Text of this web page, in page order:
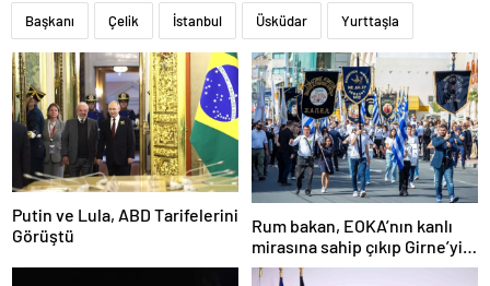
Başkanı Çelik İstanbul Üsküdar Yurttaşla
Putin ve Lula, ABD Tarifelerini
Görüştü
Rum bakan, EOKA’nın kanlı
mirasına sahip çıkıp Girne’yi
hedef gösterdi